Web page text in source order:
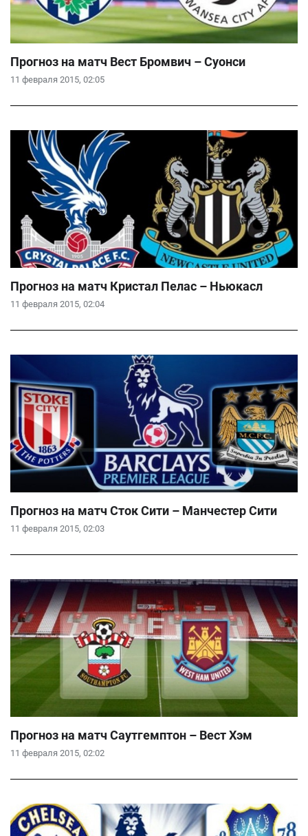
11 февраля 2015, 02:05
Прогноз на матч Вест Бромвич – Суонси
11 февраля 2015, 02:04
Прогноз на матч Кристал Пелас – Ньюкасл
11 февраля 2015, 02:03
Прогноз на матч Сток Сити – Манчестер Сити
11 февраля 2015, 02:02
Прогноз на матч Саутгемптон – Вест Хэм